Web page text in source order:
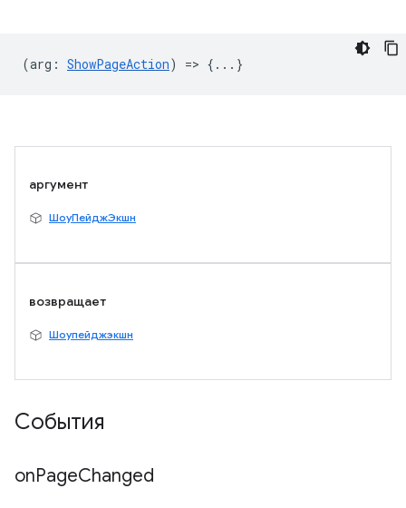
(arg : ShowPageAction) => {...}
аргумент
ШоуПейджЭкшн
возвращает
Шоупейджэкшн
События
onPageChanged